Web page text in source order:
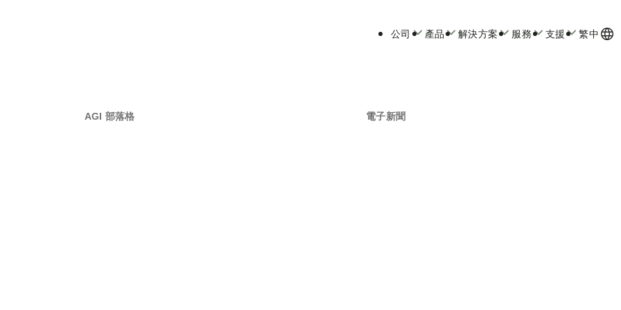
公司 產品 解決方案 服務 支援 繁中
AGI 部落格 電子新聞